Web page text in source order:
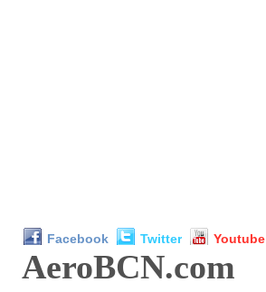
Facebook Twitter Youtube
AeroBCN.com